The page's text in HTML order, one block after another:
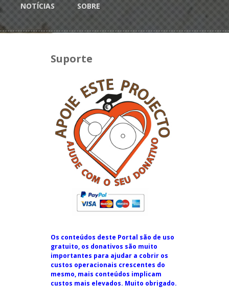
NOTÍCIAS SOBRE
Suporte
Os conteúdos deste Portal são de uso
gratuito, os donativos são muito
importantes para ajudar a cobrir os
custos operacionais crescentes do
mesmo, mais conteúdos implicam
custos mais elevados. Muito obrigado.